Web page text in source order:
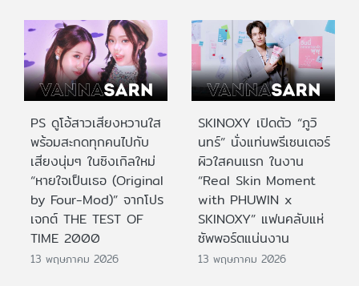
PS ดูโอ้สาวเสียงหวานใส
พร้อมสะกดทุกคนไปกับ
เสียงนุ่มๆ ในซิงเกิลใหม่
“หายใจเป็นเธอ (Original
by Four-Mod)” จากโปร
เจกต์ THE TEST OF
TIME 2000
13 พฤษภาคม 2026
SKINOXY เปิดตัว “ภูวิ
นทร์” นั่งแท่นพรีเซนเตอร์
ผิวใสคนแรก ในงาน
“Real Skin Moment
with PHUWIN x
SKINOXY” แฟนคลับแห่
ซัพพอร์ตแน่นงาน
13 พฤษภาคม 2026